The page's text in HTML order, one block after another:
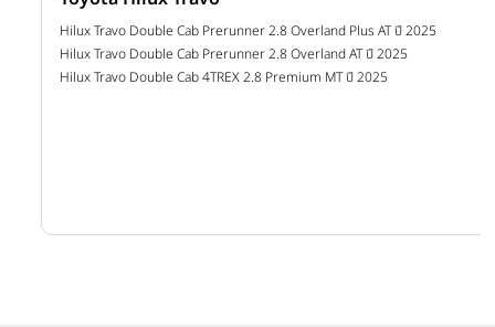
Hilux Travo Double Cab Prerunner 2.8 Overland Plus AT ปี 2025
Hilux Travo Double Cab Prerunner 2.8 Overland AT ปี 2025
Hilux Travo Double Cab 4TREX 2.8 Premium MT ปี 2025